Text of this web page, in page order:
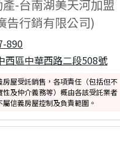
-台南湖美天河加盟
告行銷有限公司)
890
西區中華西路二段508號
房屋受託銷售，各項責任（包括但不
性及仲介義務等）概由各該受託業者
屬信義房屋控制及負責範圍。